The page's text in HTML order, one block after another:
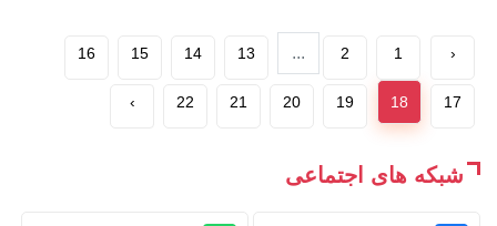
‹
1
2
...
13
14
15
16
17
18
19
20
21
22
›
شبکه های اجتماعی